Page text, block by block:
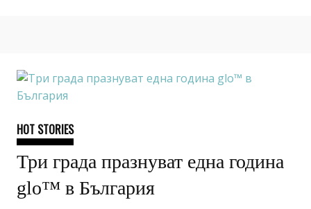
HOT STORIES
Три града празнуват една година
glo™ в България